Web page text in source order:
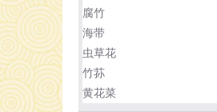
腐竹
海带
虫草花
竹荪
黄花菜